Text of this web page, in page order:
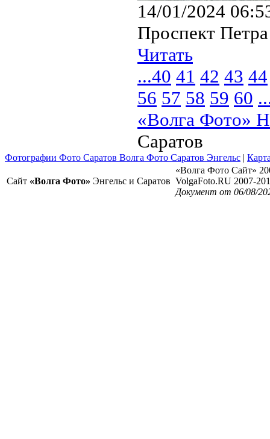
14/01/2024
Проспект
Читать
...40 41 42 43 44
56 57 58 59 60
«Волга Фото»
Саратов
Фотографии Фото Саратов Волга Фото Саратов Энгельс |
Сайт «Волга Фото» Энгельс и Саратов
«Волга Фото Сайт»
VolgaFoto.RU 2007-
Документ от 06/08/